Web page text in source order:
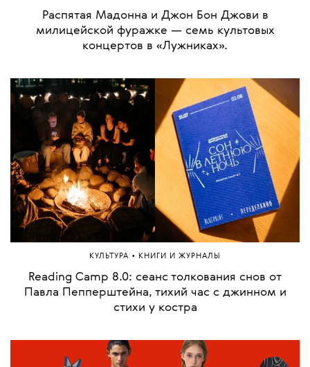
Распятая Мадонна и Джон Бон Джови в
милицейской фуражке — семь культовых
концертов в «Лужниках».
КУЛЬТУРА • КНИГИ И ЖУРНАЛЫ
Reading Camp 8.0: сеанс толкования снов от
Павла Пепперштейна, тихий час с джинном и
стихи у костра